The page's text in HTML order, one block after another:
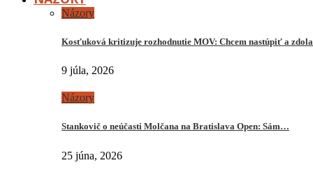
Názory
Kosťuková kritizuje rozhodnutie MOV: Chcem nastúpiť a
9 júla, 2026
Názory
Stankovič o neúčasti Molčana na Bratislava Open: Sám…
25 júna, 2026